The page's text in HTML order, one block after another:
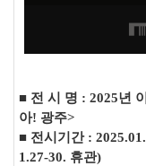
■ 전 시 명 : 2025년
아! 광주>
■ 전시기간 :
1.27-30. 휴관)